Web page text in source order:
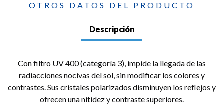
OTROS DATOS DEL PRODUCTO
Descripción
Con filtro UV 400 (categoría 3), impide la llegada de las
radiacciones nocivas del sol, sin modificar los colores y
contrastes. Sus cristales polarizados disminuyen los reflejos y
ofrecen una nitidez y contraste superiores.